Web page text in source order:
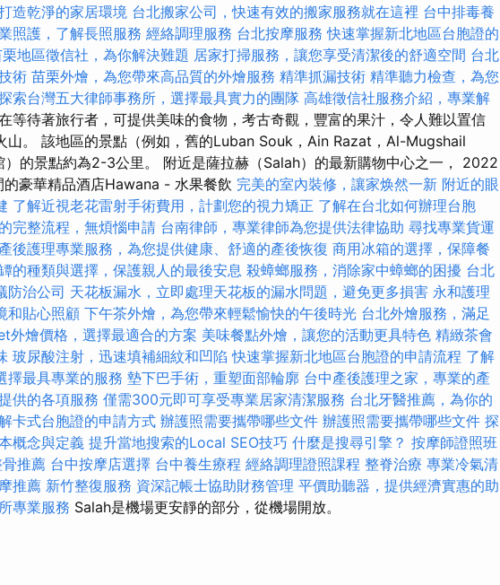
造乾淨的家居環境 台北搬家公司，快速有效的搬家服務就在這裡 台中排毒養
照護，了解長照服務 經絡調理服務 台北按摩服務 快速掌握新北地區台胞證的
地區徵信社，為你解決難題 居家打掃服務，讓您享受清潔後的舒適空間 台北
術 苗栗外燴，為您帶來高品質的外燴服務 精準抓漏技術 精準聽力檢查，為您
索台灣五大律師事務所，選擇最具實力的團隊 高雄徵信社服務介紹，專業解
等待著旅行者，可提供美味的食物，考古奇觀，豐富的果汁，令人難以置信
山。 該地區的景點（例如，舊的Luban Souk，Ain Razat，Al-Mugshail
的景點約為2-3公里。 附近是薩拉赫（Salah）的最新購物中心之一， 2022
豪華精品酒店Hawana - 水果餐飲 完美的室內裝修，讓家焕然一新 附近的眼
了解近視老花雷射手術費用，計劃您的視力矯正 了解在台北如何辦理台胞
完整流程，無煩惱申請 台南律師，專業律師為您提供法律協助 尋找專業貨運
產後護理專業服務，為您提供健康、舒適的產後恢復 商用冰箱的選擇，保障餐
的種類與選擇，保護親人的最後安息 殺蟑螂服務，消除家中蟑螂的困擾 台北
防治公司 天花板漏水，立即處理天花板的漏水問題，避免更多損害 永和護理
和貼心照顧 下午茶外燴，為您帶來輕鬆愉快的午後時光 台北外燴服務，滿足
外燴價格，選擇最適合的方案 美味餐點外燴，讓您的活動更具特色 精緻茶會
玻尿酸注射，迅速填補細紋和凹陷 快速掌握新北地區台胞證的申請流程 了解
擇最具專業的服務 墊下巴手術，重塑面部輪廓 台中產後護理之家，專業的產
供的各項服務 僅需300元即可享受專業居家清潔服務 台北牙醫推薦，為你的
卡式台胞證的申請方式 辦護照需要攜帶哪些文件 辦護照需要攜帶哪些文件 探
概念與定義 提升當地搜索的Local SEO技巧 什麼是搜尋引擎？ 按摩師證照班
推薦 台中按摩店選擇 台中養生療程 經絡調理證照課程 整脊治療 專業冷氣清
推薦 新竹整復服務 資深記帳士協助財務管理 平價助聽器，提供經濟實惠的助
專業服務 Salah是機場更安靜的部分，從機場開放。